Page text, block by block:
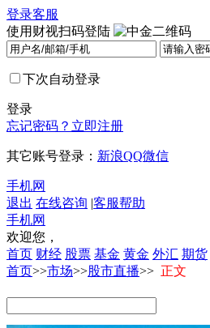
登录客服
使用财视扫码登陆
下次自动登录
登录
忘记密码？ 立即注册
其它账号登录： 新浪QQ微信
手机网
退出 在线咨询 |客服帮助
手机网
欢迎您，
首页 财经 股票 基金 黄金 外汇 期货
首页>>市场>>股市直播>> 正文